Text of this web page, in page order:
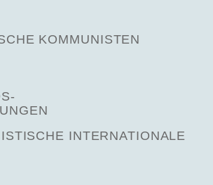
KOMMUNISTEN
INTERNATIONALE